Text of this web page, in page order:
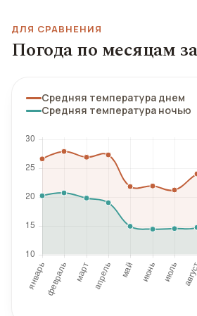
ДЛЯ СРАВНЕНИЯ
Погода по месяцам
Средняя температура днем
Средняя температура ночью